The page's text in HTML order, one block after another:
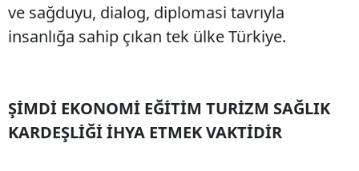
ve sağduyu, dialog, diplomasi tavrıyla
insanlığa sahip çıkan tek ülke Türkiye.
ŞİMDİ EKONOMİ EĞİTİM TURİZM SAĞLIK
KARDEŞLİĞİ İHYA ETMEK VAKTİDİR